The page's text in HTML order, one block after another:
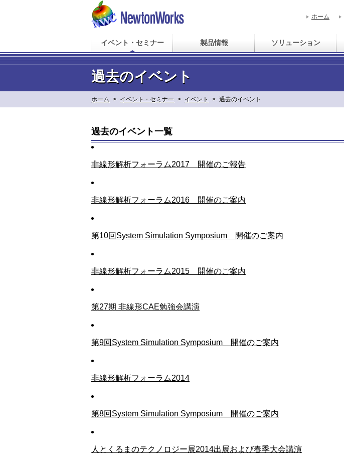
ホーム
イベント・セミナー 製品情報 ソリューション
過去のイベント
ホーム > イベント・セミナー > イベント > 過去のイベント
過去のイベント一覧
非線形解析フォーラム2017 開催のご報告
非線形解析フォーラム2016 開催のご案内
第10回System Simulation Symposium 開催のご案内
非線形解析フォーラム2015 開催のご案内
第27期 非線形CAE勉強会講演
第9回System Simulation Symposium 開催のご案内
非線形解析フォーラム2014
第8回System Simulation Symposium 開催のご案内
人とくるまのテクノロジー展2014出展および春季大会講演